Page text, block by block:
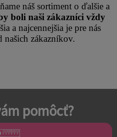
náš sortiment o ďalšie a
boli naši zákazníci vždy
a najcennejšia je pre nás
našich zákazníkov.
pomôcť?